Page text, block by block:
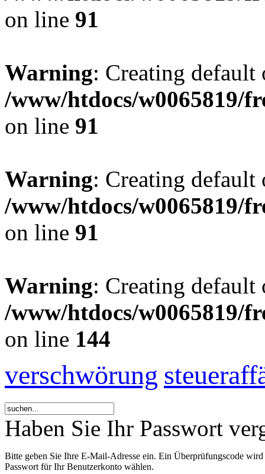
on line 91
Warning: Creating
/www/htdocs/w0065819/
on line 91
Warning: Creating
/www/htdocs/w0065819/
on line 91
Warning: Creating
/www/htdocs/w0065819/
on line 144
verschwörung
Haben Sie Ihr Passwort
Bitte geben Sie Ihre E-Mail-Adresse ein. Ein Überprüfungscode
Passwort für Ihr Benutzerkonto wählen.